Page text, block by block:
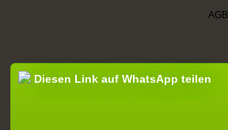
AGB
Diesen Link auf WhatsApp teilen